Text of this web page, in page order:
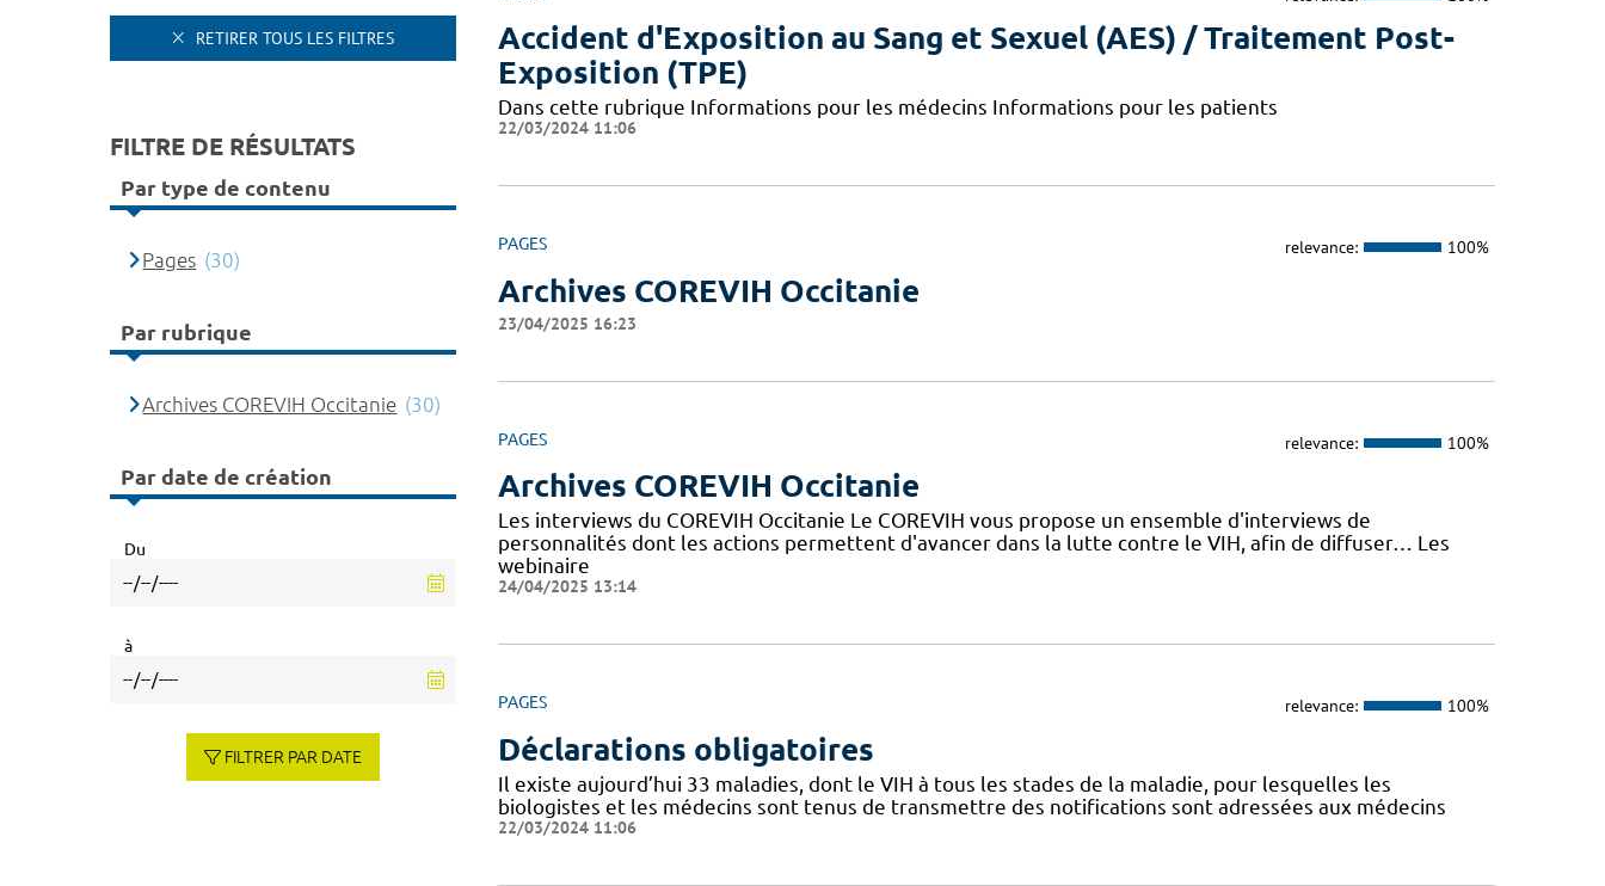
Accident d'Exposition au Sang et Sexuel (AES) / Traitement Post-
Exposition (TPE)
Dans cette rubrique Informations pour les médecins Informations pour les patients
22/03/2024 11:06
PAGES relevance: 100%
Archives COREVIH Occitanie
23/04/2025 16:23
PAGES relevance: 100%
Archives COREVIH Occitanie
Les interviews du COREVIH Occitanie Le COREVIH vous propose un ensemble d'interviews de
personnalités dont les actions permettent d'avancer dans la lutte contre le VIH, afin de diffuser… Les
webinaire
24/04/2025 13:14
PAGES relevance: 100%
Déclarations obligatoires
Il existe aujourd’hui 33 maladies, dont le VIH à tous les stades de la maladie, pour lesquelles les
biologistes et les médecins sont tenus de transmettre des notifications sont adressées aux médecins
22/03/2024 11:06
RETIRER TOUS LES FILTRES
FILTRE DE RÉSULTATS
Par type de contenu
Pages (30)
Par rubrique
Archives COREVIH Occitanie (30)
Par date de création
Du
à
FILTRER PAR DATE